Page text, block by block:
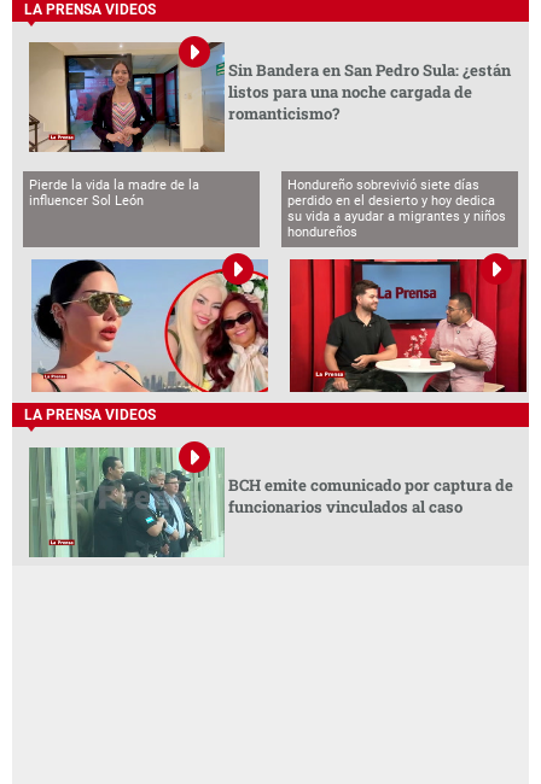
LA PRENSA VIDEOS
Sin Bandera en San Pedro Sula: ¿están
listos para una noche cargada de
romanticismo?
Pierde la vida la madre de la
influencer Sol León
Hondureño sobrevivió siete días
perdido en el desierto y hoy dedica
su vida a ayudar a migrantes y niños
hondureños
LA PRENSA VIDEOS
BCH emite comunicado por captura de
funcionarios vinculados al caso